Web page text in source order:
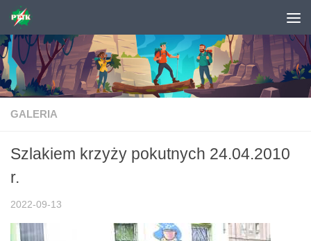
Skip to content
GALERIA
Szlakiem krzyży pokutnych 24.04.2010
r.
2022-09-13